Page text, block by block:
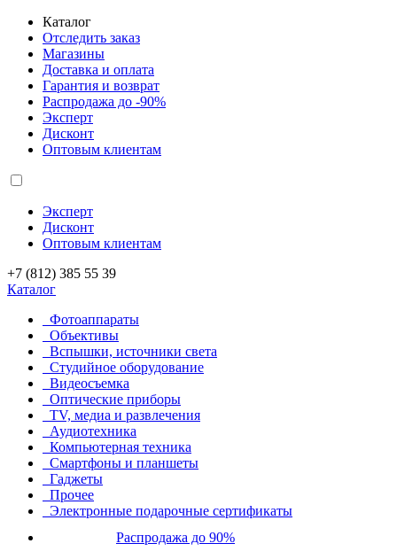
Каталог
Отследить заказ
Магазины
Доставка и оплата
Гарантия и возврат
Распродажа до -90%
Эксперт
Дисконт
Оптовым клиентам
Эксперт
Дисконт
Оптовым клиентам
+7 (812) 385 55 39
Каталог
Фотоаппараты
Объективы
Вспышки, источники света
Студийное оборудование
Видеосъемка
Оптические приборы
TV, медиа и развлечения
Аудиотехника
Компьютерная техника
Смартфоны и планшеты
Гаджеты
Прочее
Электронные подарочные сертификаты
Распродажа до 90%